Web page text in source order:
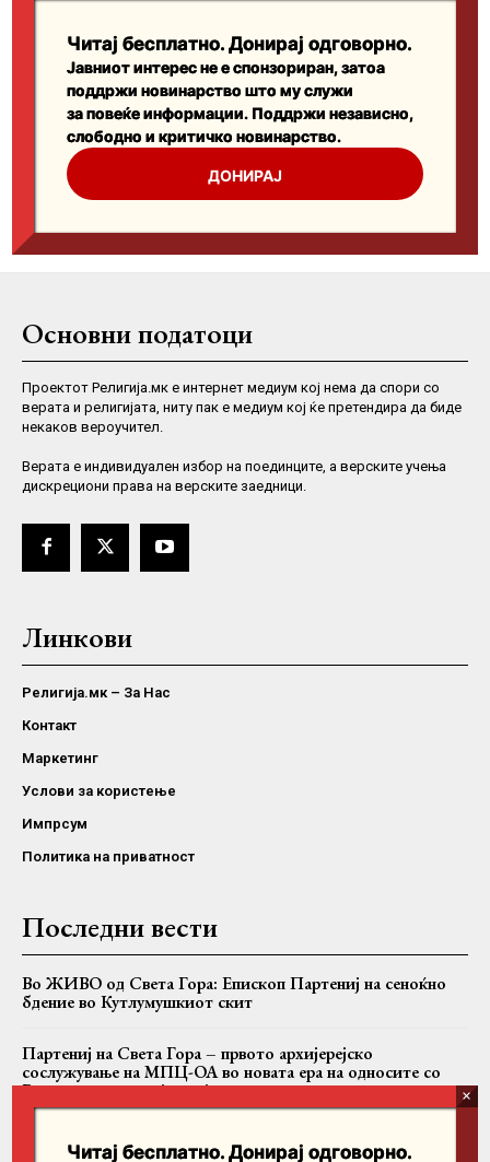
Основни податоци
Проектот Религија.мк е интернет медиум кој нема да спори со
верата и религијата, ниту пак е медиум кој ќе претендира да биде
некаков вероучител.
Верaта е индивидуален избор на поединците, а верските учења
дискрециони права на верските заедници.
Линкови
Религија.мк – За Нас
Контакт
Маркетинг
Услови за користење
Импрсум
Политика на приватност
Последни вести
Во ЖИВО од Света Гора: Епископ Партениј на сеноќно
бдение во Кутлумушкиот скит
Партениј на Света Гора – првото архијерејско
сослужување на МПЦ-ОА во новата ера на односите со
Вселенската патријаршија
Вартоломеј, Теодор II и Јован заедно на Имврос
Читај бесплатно. Донирај одговорно.